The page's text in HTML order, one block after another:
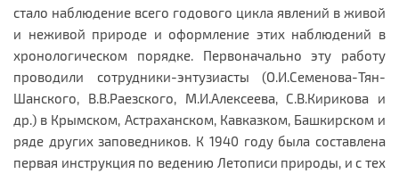
стало наблюдение всего годового цикла явлений в живой
и неживой природе и оформление этих наблюдений в
хронологическом порядке. Первоначально эту работу
проводили сотрудники-энтузиасты (О.И.Семенова-Тян-
Шанского, В.В.Раезского, М.И.Алексеева, С.В.Кирикова и
др.) в Крымском, Астраханском, Кавказком, Башкирском и
ряде других заповедников. К 1940 году была составлена
первая инструкция по ведению Летописи природы, и с тех